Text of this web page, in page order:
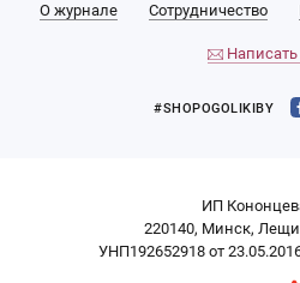
О журнале Сотрудничество
#SHOPOGOLIKIBY
ИП
220140, Минск,
УНП192652918 от